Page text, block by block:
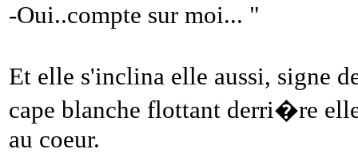
-Oui..compte sur moi... "
Et elle s'inclina elle aussi, signe
cape blanche flottant derri�re
au coeur.